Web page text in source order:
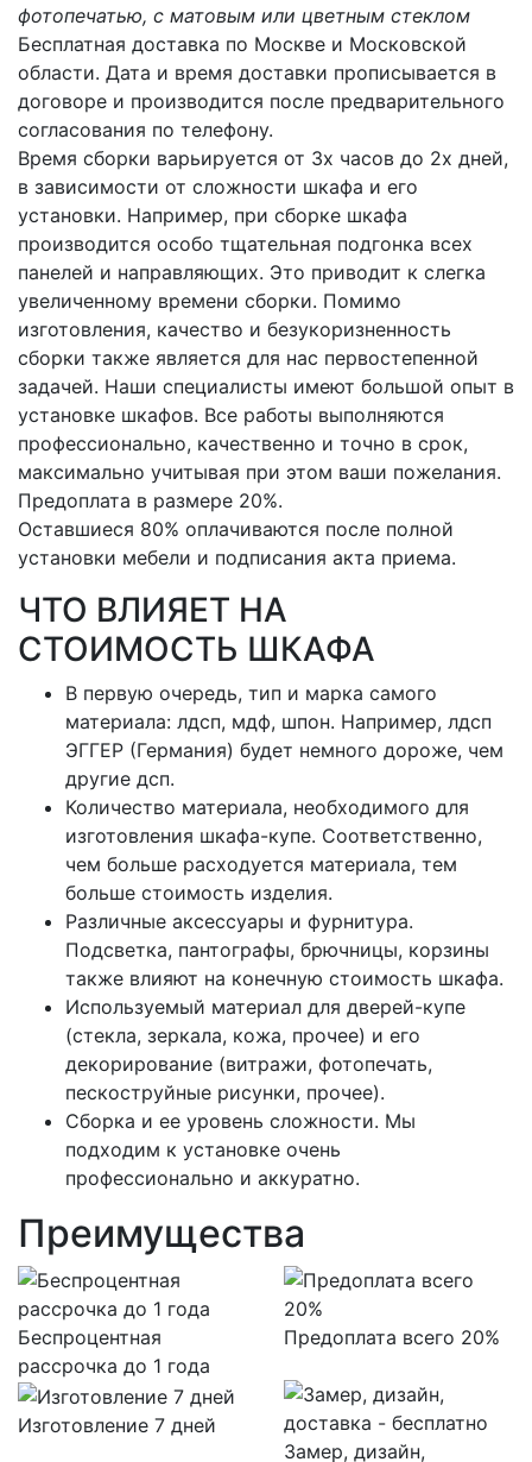
фотопечатью, с матовым или цветным стеклом
Бесплатная доставка по Москве и Московской
области. Дата и время доставки прописывается в
договоре и производится после предварительного
согласования по телефону.
Время сборки варьируется от 3х часов до 2х дней,
в зависимости от сложности шкафа и его
установки. Например, при сборке шкафа
производится особо тщательная подгонка всех
панелей и направляющих. Это приводит к слегка
увеличенному времени сборки. Помимо
изготовления, качество и безукоризненность
сборки также является для нас первостепенной
задачей. Наши специалисты имеют большой опыт в
установке шкафов. Все работы выполняются
профессионально, качественно и точно в срок,
максимально учитывая при этом ваши пожелания.
Предоплата в размере 20%.
Оставшиеся 80% оплачиваются после полной
установки мебели и подписания акта приема.
ЧТО ВЛИЯЕТ НА
СТОИМОСТЬ ШКАФА
В первую очередь, тип и марка самого
материала: лдсп, мдф, шпон. Например, лдсп
ЭГГЕР (Германия) будет немного дороже, чем
другие дсп.
Количество материала, необходимого для
изготовления шкафа-купе. Соответственно,
чем больше расходуется материала, тем
больше стоимость изделия.
Различные аксессуары и фурнитура.
Подсветка, пантографы, брючницы, корзины
также влияют на конечную стоимость шкафа.
Используемый материал для дверей-купе
(стекла, зеркала, кожа, прочее) и его
декорирование (витражи, фотопечать,
пескоструйные рисунки, прочее).
Сборка и ее уровень сложности. Мы
подходим к установке очень
профессионально и аккуратно.
Преимущества
Беспроцентная
рассрочка до 1 года
Предоплата всего 20%
Изготовление 7 дней
Замер, дизайн,